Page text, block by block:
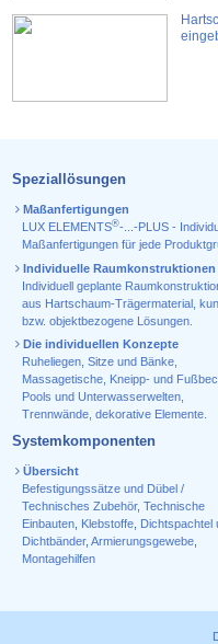
Speziallösungen
Maßanfertigungen
LUX ELEMENTS®-...-PLUS -
Maßanfertigungen für jede
Individuelle Raumkonstruktionen
Individuell geplante
aus Hartschaum-Trägermaterial,
bzw. objektbezogene Lösungen.
Die individuellen Konzepte
Ruheliegen, Sitze und Bänke,
Massagetische, Kneipp- und
Pools und Unterwasserwelten,
Trennwände, dekorative Elemente.
Systemkomponenten
Übersicht
Befestigungssätze und Dübel /
Technisches Zubehör, Technische
Einbauten, Klebstoffe, Dichtspachtel
Dichtbänder, Armierungsgewebe,
Montagehilfen